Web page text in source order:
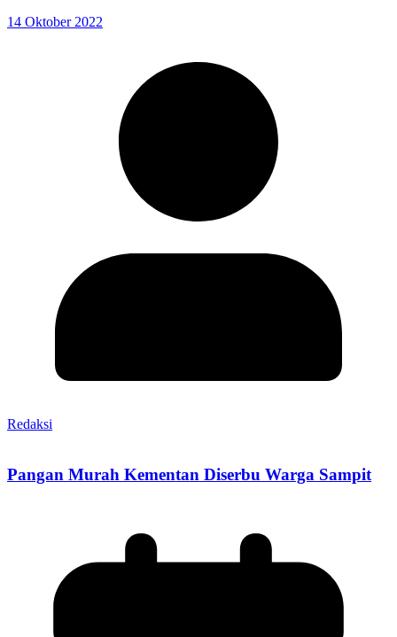
14 Oktober 2022
Redaksi
Pangan Murah Kementan Diserbu Warga Sampit